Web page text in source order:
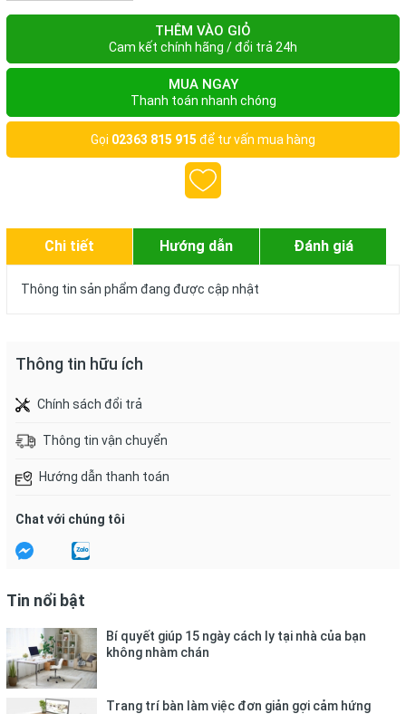
THÊM VÀO GIỎ
Cam kết chính hãng / đổi trả 24h
MUA NGAY
Thanh toán nhanh chóng
Gọi 02363 815 915 để tư vấn mua hàng
Chi tiết Hướng dẫn Đánh giá
Thông tin sản phẩm đang được cập nhật
Thông tin hữu ích
Chính sách đổi trả
Thông tin vận chuyển
Hướng dẫn thanh toán
Chat với chúng tôi
Tin nổi bật
Bí quyết giúp 15 ngày cách ly tại nhà của bạn
không nhàm chán
Trang trí bàn làm việc đơn giản gợi cảm hứng